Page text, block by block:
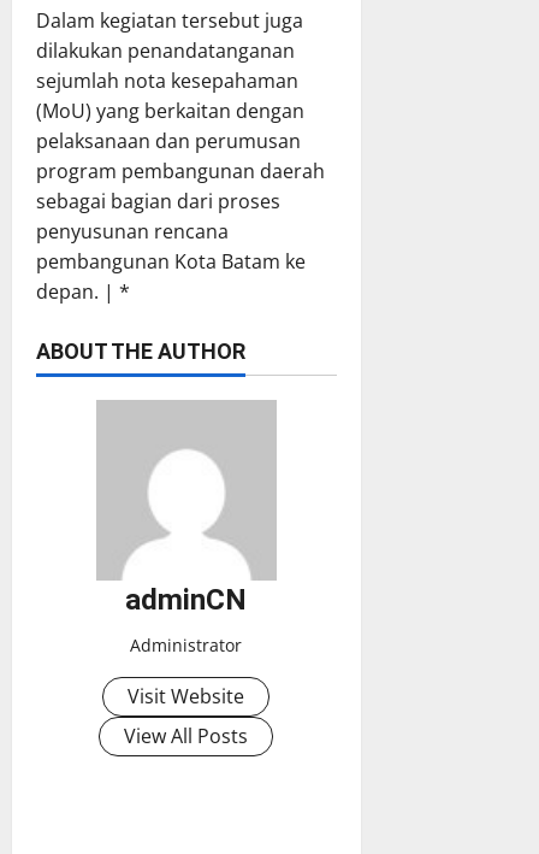
Dalam kegiatan tersebut juga
dilakukan penandatanganan
sejumlah nota kesepahaman
(MoU) yang berkaitan dengan
pelaksanaan dan perumusan
program pembangunan daerah
sebagai bagian dari proses
penyusunan rencana
pembangunan Kota Batam ke
depan. | *
ABOUT THE AUTHOR
adminCN
Administrator
Visit Website
View All Posts